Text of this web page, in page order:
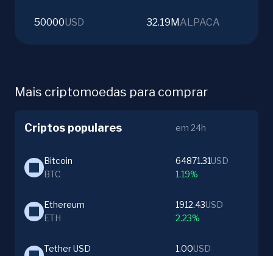
50000USD 32.19M ALPACA
Mais criptomoedas para comprar
Criptos populares em 24h
Bitcoin
BTC
64871.31USD
1.19%
Ethereum
ETH
1912.43USD
2.23%
Tether USD
1.00USD